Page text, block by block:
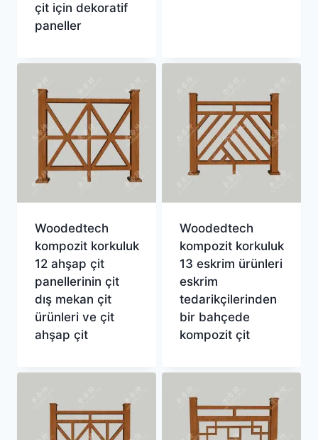
çit için dekoratif
paneller
Woodedtech
kompozit korkuluk
12 ahşap çit
panellerinin çit
dış mekan çit
ürünleri ve çit
ahşap çit
Woodedtech
kompozit korkuluk
13 eskrim ürünleri
eskrim
tedarikçilerinden
bir bahçede
kompozit çit